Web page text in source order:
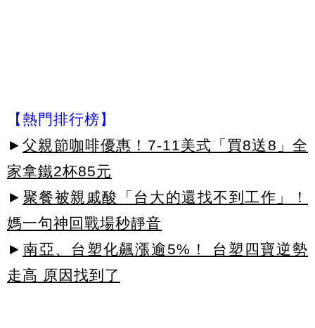
【熱門排行榜】
► 父親節咖啡優惠！7-11美式「買8送8」全
家拿鐵2杯85元
► 聚餐被親戚酸「台大的還找不到工作」！
媽一句神回戰場秒靜音
► 南亞、台塑化飆漲逾5%！ 台塑四寶逆勢
走高 原因找到了